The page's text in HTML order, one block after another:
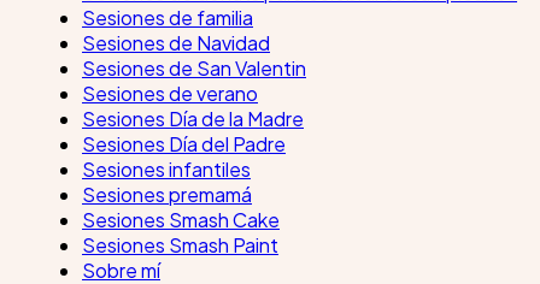
Sesiones de familia
Sesiones de Navidad
Sesiones de San Valentin
Sesiones de verano
Sesiones Día de la Madre
Sesiones Día del Padre
Sesiones infantiles
Sesiones premamá
Sesiones Smash Cake
Sesiones Smash Paint
Sobre mí